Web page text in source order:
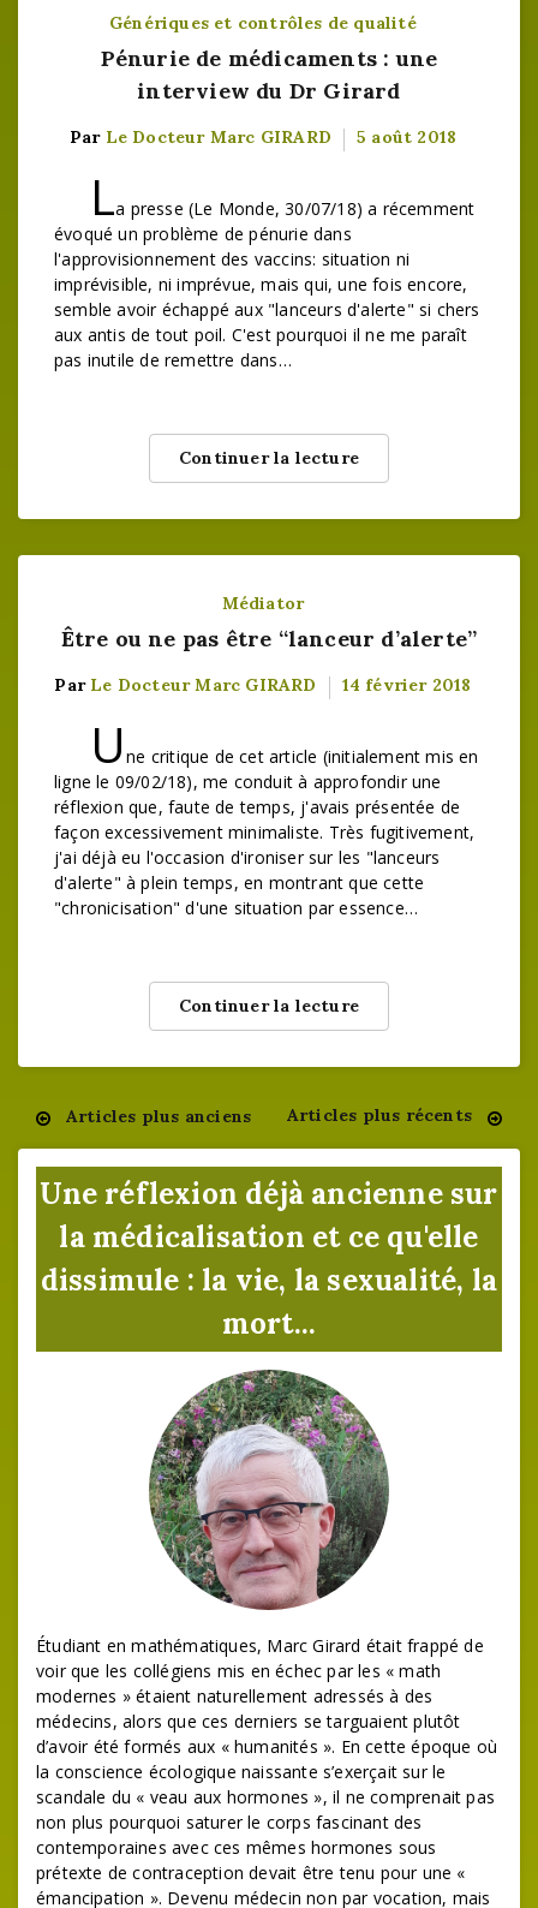
Génériques et contrôles de qualité
Pénurie de médicaments : une
interview du Dr Girard
Par Le Docteur Marc GIRARD 5 août 2018
La presse (Le Monde, 30/07/18) a récemment
évoqué un problème de pénurie dans
l'approvisionnement des vaccins: situation ni
imprévisible, ni imprévue, mais qui, une fois encore,
semble avoir échappé aux "lanceurs d'alerte" si chers
aux antis de tout poil. C'est pourquoi il ne me paraît
pas inutile de remettre dans…
Continuer la lecture
Médiator
Être ou ne pas être “lanceur d’alerte”
Par Le Docteur Marc GIRARD 14 février 2018
Une critique de cet article (initialement mis en
ligne le 09/02/18), me conduit à approfondir une
réflexion que, faute de temps, j'avais présentée de
façon excessivement minimaliste. Très fugitivement,
j'ai déjà eu l'occasion d'ironiser sur les "lanceurs
d'alerte" à plein temps, en montrant que cette
"chronicisation" d'une situation par essence…
Continuer la lecture
Navigation
des
articles
Articles plus anciens Articles plus récents
Une réflexion déjà ancienne sur
la médicalisation et ce qu'elle
dissimule : la vie, la sexualité, la
mort...
Étudiant en mathématiques, Marc Girard était frappé de
voir que les collégiens mis en échec par les « math
modernes » étaient naturellement adressés à des
médecins, alors que ces derniers se targuaient plutôt
d’avoir été formés aux « humanités ». En cette époque où
la conscience écologique naissante s’exerçait sur le
scandale du « veau aux hormones », il ne comprenait pas
non plus pourquoi saturer le corps fascinant des
contemporaines avec ces mêmes hormones sous
prétexte de contraception devait être tenu pour une «
émancipation ». Devenu médecin non par vocation, mais